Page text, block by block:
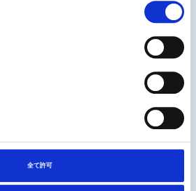
全て許可
進入できるので、術後の回復
の脱臼リスクが低く、禁止動
リットがあります。後方進入
われてきた手術方法で、この
スもあります。手術後早期は、
活指導が必要になりますが、
極端に違ってしまった場合や
でいる場合などには、後方か
トがあることもあります。状
方法を選択することが適切で
す。